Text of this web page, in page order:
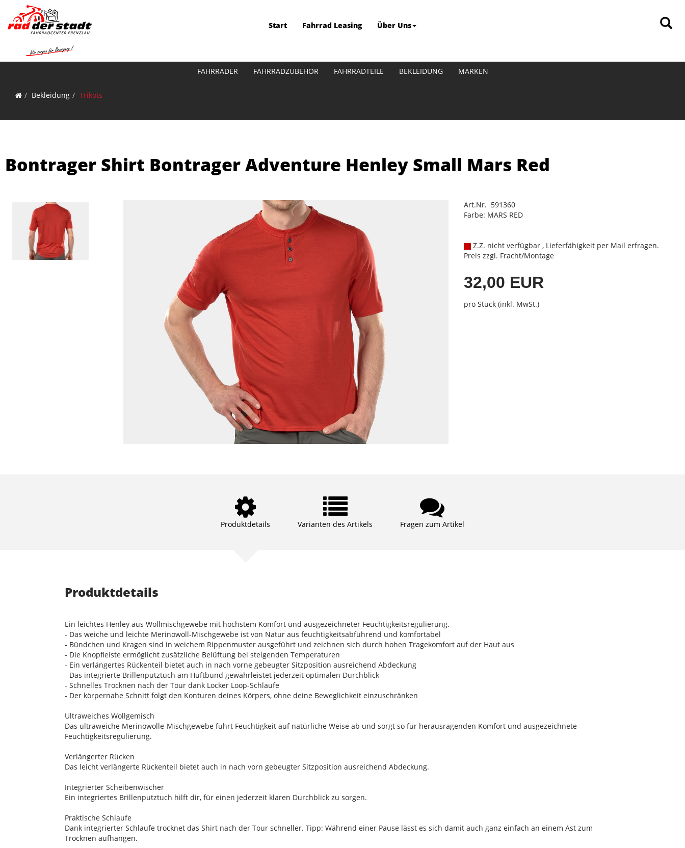
Start Fahrrad Leasing Über Uns
FAHRRÄDER FAHRRADZUBEHÖR FAHRRADTEILE BEKLEIDUNG MARKEN
Bekleidung Trikots
Bontrager Shirt Bontrager Adventure Henley Small Mars Red
Art.Nr. 591360
Farbe: MARS RED
Z.Z. nicht verfügbar , Lieferfähigkeit per Mail erfragen.
Preis zzgl. Fracht/Montage
32,00 EUR
pro Stück (inkl. MwSt.)
Produktdetails Varianten des Artikels Fragen zum Artikel
Produktdetails
Ein leichtes Henley aus Wollmischgewebe mit höchstem Komfort und ausgezeichneter Feuchtigkeitsregulierung.
- Das weiche und leichte Merinowoll-Mischgewebe ist von Natur aus feuchtigkeitsabführend und komfortabel
- Bündchen und Kragen sind in weichem Rippenmuster ausgeführt und zeichnen sich durch hohen Tragekomfort auf der Haut aus
- Die Knopfleiste ermöglicht zusätzliche Belüftung bei steigenden Temperaturen
- Ein verlängertes Rückenteil bietet auch in nach vorne gebeugter Sitzposition ausreichend Abdeckung
- Das integrierte Brillenputztuch am Hüftbund gewährleistet jederzeit optimalen Durchblick
- Schnelles Trocknen nach der Tour dank Locker Loop-Schlaufe
- Der körpernahe Schnitt folgt den Konturen deines Körpers, ohne deine Beweglichkeit einzuschränken
Ultraweiches Wollgemisch
Das ultraweiche Merinowolle-Mischgewebe führt Feuchtigkeit auf natürliche Weise ab und sorgt so für herausragenden Komfort und ausgezeichnete
Feuchtigkeitsregulierung.
Verlängerter Rücken
Das leicht verlängerte Rückenteil bietet auch in nach vorn gebeugter Sitzposition ausreichend Abdeckung.
Integrierter Scheibenwischer
Ein integriertes Brillenputztuch hilft dir, für einen jederzeit klaren Durchblick zu sorgen.
Praktische Schlaufe
Dank integrierter Schlaufe trocknet das Shirt nach der Tour schneller. Tipp: Während einer Pause lässt es sich damit auch ganz einfach an einem Ast zum
Trocknen aufhängen.